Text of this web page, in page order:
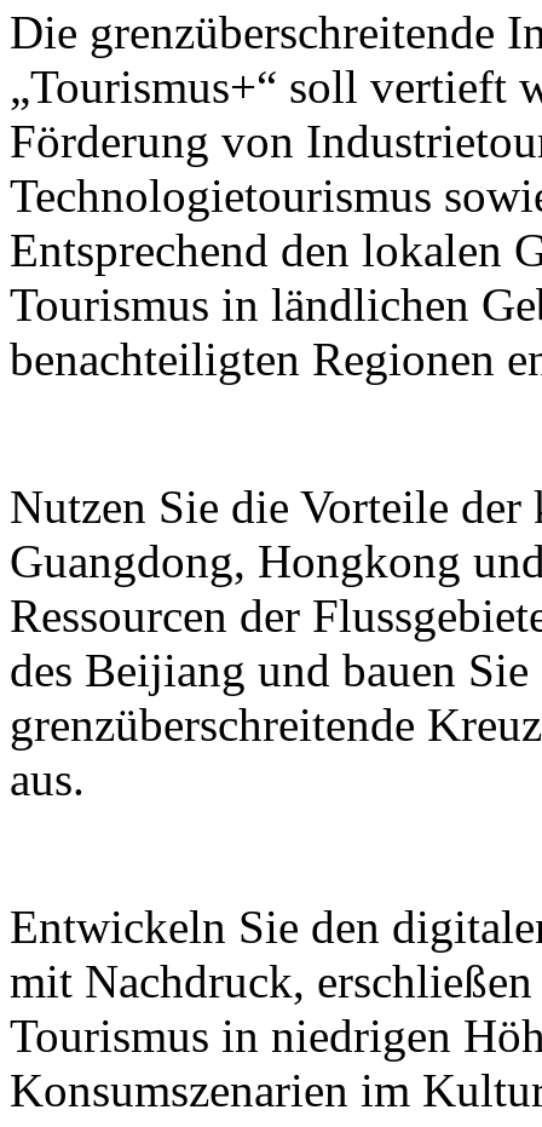
Die grenzüberschreitende
„Tourismus+“ soll vertieft
Förderung von
Technologietourismus
Entsprechend den lokalen
Tourismus in ländlichen
benachteiligten Regionen
Nutzen Sie die Vorteile der
Guangdong, Hongkong
Ressourcen der
des Beijiang und bauen
grenzüberschreitende
aus.
Entwickeln Sie den
mit Nachdruck,
Tourismus in niedrigen
Konsumszenarien im